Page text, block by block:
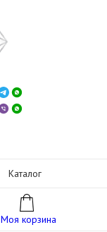
Каталог
Моя корзина